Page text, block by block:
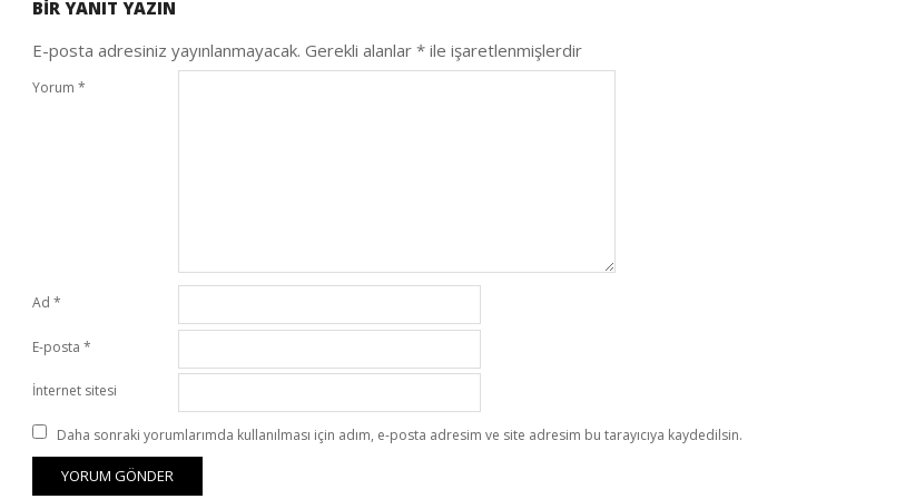
11
BIR YANIT YAZIN
E-posta adresiniz yayınlanmayacak. Gerekli alanlar * ile işaretlenmişlerdir
Yorum *
Ad *
E-posta *
İnternet sitesi
Daha sonraki yorumlarımda kullanılması için adım, e-posta adresim ve site adresim bu tarayıcıya kaydedilsin.